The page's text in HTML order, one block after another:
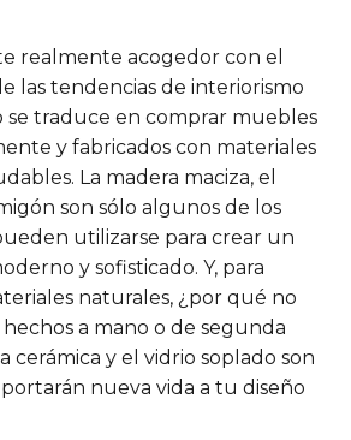
realmente acogedor con el
las tendencias de interiorismo
se traduce en comprar muebles
y fabricados con materiales
La madera maciza, el
son sólo algunos de los
utilizarse para crear un
y sofisticado. Y, para
naturales, ¿por qué no
a mano o de segunda
cerámica y el vidrio soplado son
nueva vida a tu diseño